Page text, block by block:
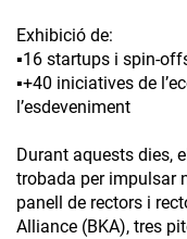
Exhibició de:
▪️16 startups i spin-
▪️+40 iniciatives de
l’esdeveniment
Durant aquests dies,
trobada per impulsar
panell de rectors i
Alliance (BKA), tres